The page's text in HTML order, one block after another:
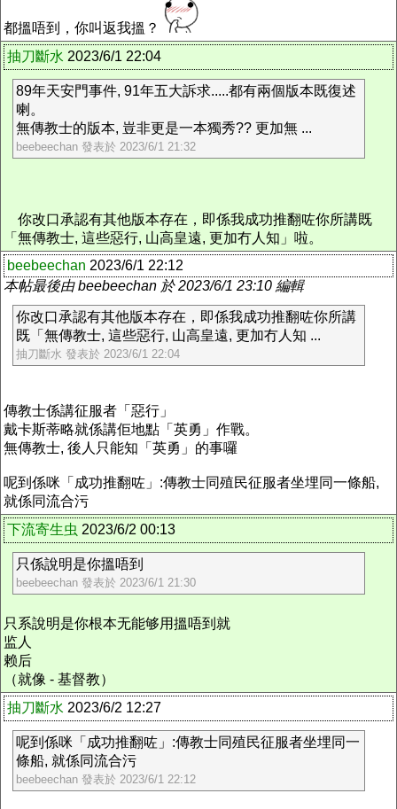
都搵唔到，你叫返我搵？
抽刀斷水 2023/6/1 22:04
89年天安門事件, 91年五大訴求.....都有兩個版本既復述
喇。
無傳教士的版本, 豈非更是一本獨秀?? 更加無 ...
beebeechan 發表於 2023/6/1 21:32
你改口承認有其他版本存在，即係我成功推翻咗你所講既
「無傳教士, 這些惡行, 山高皇遠, 更加冇人知」啦。
beebeechan 2023/6/1 22:12
本帖最後由 beebeechan 於 2023/6/1 23:10 編輯
你改口承認有其他版本存在，即係我成功推翻咗你所講
既「無傳教士, 這些惡行, 山高皇遠, 更加冇人知 ...
抽刀斷水 發表於 2023/6/1 22:04
傳教士係講征服者「惡行」
戴卡斯蒂略就係講佢地點「英勇」作戰。
無傳教士, 後人只能知「英勇」的事囉
呢到係咪「成功推翻咗」:傳教士同殖民征服者坐埋同一條船,
就係同流合污
下流寄生虫 2023/6/2 00:13
只係說明是你搵唔到
beebeechan 發表於 2023/6/1 21:30
只系說明是你根本无能够用搵唔到就
监人
赖后
（就像 - 基督教）
抽刀斷水 2023/6/2 12:27
呢到係咪「成功推翻咗」:傳教士同殖民征服者坐埋同一
條船, 就係同流合污
beebeechan 發表於 2023/6/1 22:12